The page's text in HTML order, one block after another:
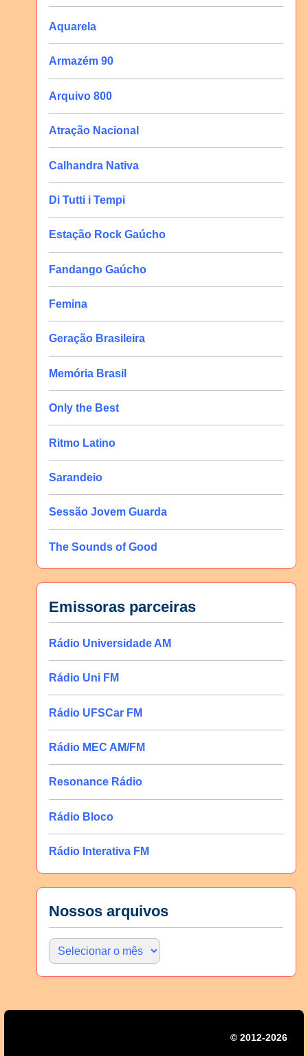
Aquarela
Armazém 90
Arquivo 800
Atração Nacional
Calhandra Nativa
Di Tutti i Tempi
Estação Rock Gaúcho
Fandango Gaúcho
Femina
Geração Brasileira
Memória Brasil
Only the Best
Ritmo Latino
Sarandeio
Sessão Jovem Guarda
The Sounds of Good
Emissoras parceiras
Rádio Universidade AM
Rádio Uni FM
Rádio UFSCar FM
Rádio MEC AM/FM
Resonance Rádio
Rádio Bloco
Rádio Interativa FM
Nossos arquivos
© 2012-2026 |